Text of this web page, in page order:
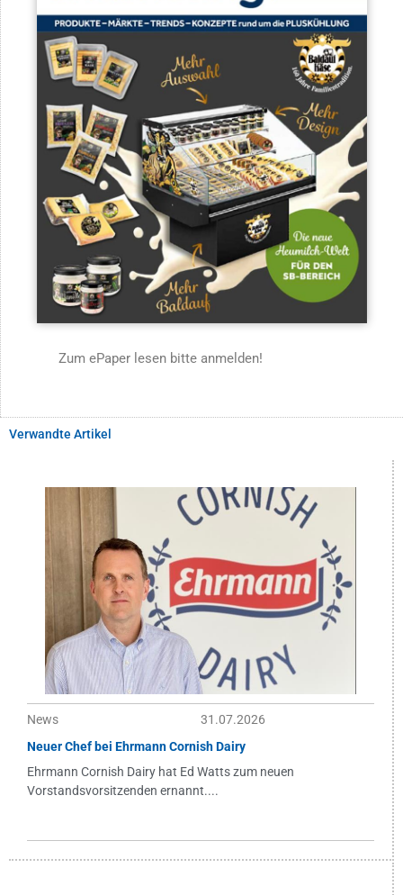
Zum ePaper lesen bitte anmelden!
Verwandte Artikel
News
31.07.2026
Neuer Chef bei Ehrmann Cornish Dairy
Ehrmann Cornish Dairy hat Ed Watts zum neuen
Vorstandsvorsitzenden ernannt....